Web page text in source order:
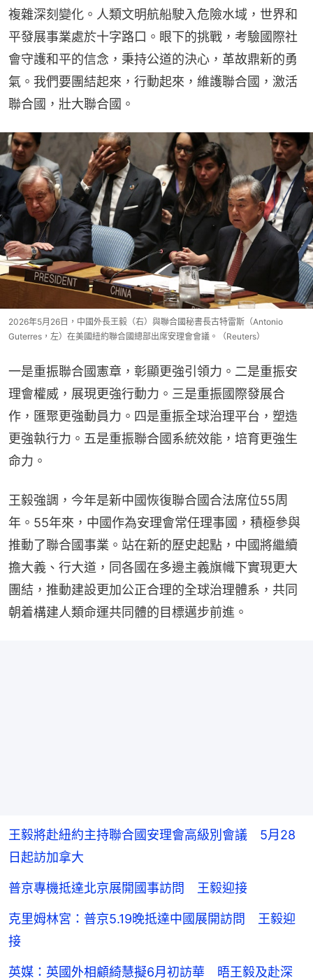
複雜深刻變化。人類文明航船駛入危險水域，世界和
平發展事業處於十字路口。眼下的挑戰，考驗國際社
會守護和平的信念，秉持公道的決心，革故鼎新的勇
氣。我們要團結起來，行動起來，維護聯合國，激活
聯合國，壯大聯合國。
2026年5月26日，中國外長王毅（右）與聯合國秘書長古特雷斯（Antonio
Guterres，左）在美國紐約聯合國總部出席安理會會議。（Reuters）
一是重振聯合國憲章，彰顯更強引領力。二是重振安
理會權威，展現更強行動力。三是重振國際發展合
作，匯聚更強動員力。四是重振全球治理平台，塑造
更強執行力。五是重振聯合國系統效能，培育更強生
命力。
王毅強調，今年是新中國恢復聯合國合法席位55周
年。55年來，中國作為安理會常任理事國，積極參與
推動了聯合國事業。站在新的歷史起點，中國將繼續
擔大義、行大道，同各國在多邊主義旗幟下實現更大
團結，推動建設更加公正合理的全球治理體系，共同
朝着構建人類命運共同體的目標邁步前進。
王毅將赴紐約主持聯合國安理會高級別會議 5月28
日起訪加拿大
普京專機抵達北京展開國事訪問 王毅迎接
克里姆林宮：普京5.19晚抵達中國展開訪問 王毅迎
接
英媒：英國外相顧綺慧擬6月初訪華 晤王毅及赴深